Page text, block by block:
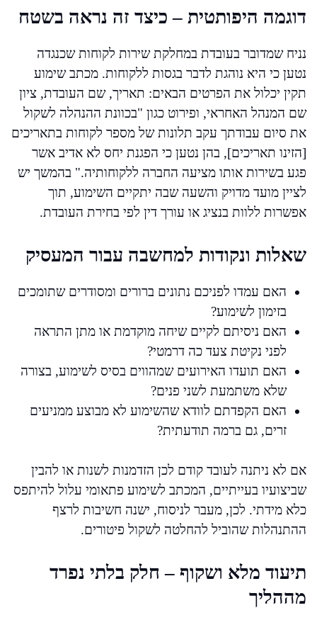
דוגמה היפותטית – כיצד זה נראה בשטח
נניח שמדובר בעובדת במחלקת שירות לקוחות שכנגדה
נטען כי היא נוהגת לדבר בגסות ללקוחות. מכתב שימוע
תקין יכלול את הפרטים הבאים: תאריך, שם העובדת, ציון
שם המנהל האחראי, ופירוט כגון "בכוונת ההנהלה לשקול
את סיום עבודתך עקב תלונות של מספר לקוחות בתאריכים
[הזינו תאריכים], בהן נטען כי הפגנת יחס לא אדיב אשר
פגע בשירות אותו מציעה החברה ללקוחותיה." בהמשך יש
לציין מועד מדויק והשעה שבה יתקיים השימוע, תוך
אפשרות ללוות בנציג או עורך דין לפי בחירת העובדת.
שאלות ונקודות למחשבה עבור המעסיק
האם עמדו לפניכם נתונים ברורים ומסודרים שתומכים
בזימון לשימוע?
האם ניסיתם לקיים שיחה מוקדמת או מתן התראה
לפני נקיטת צעד כה דרמטי?
האם תועדו האירועים שמהווים בסיס לשימוע, בצורה
שלא משתמעת לשני פנים?
האם הקפדתם לוודא שהשימוע לא מבוצע ממניעים
זרים, גם ברמה תודעתית?
אם לא ניתנה לעובד קודם לכן הזדמנות לשנות או להבין
שביצועיו בעייתיים, המכתב לשימוע פתאומי עלול להיתפס
כלא מידתי. לכן, מעבר לניסוח, ישנה חשיבות לרצף
ההתנהלות שהוביל להחלטה לשקול פיטורים.
תיעוד מלא ושקוף – חלק בלתי נפרד
מההליך